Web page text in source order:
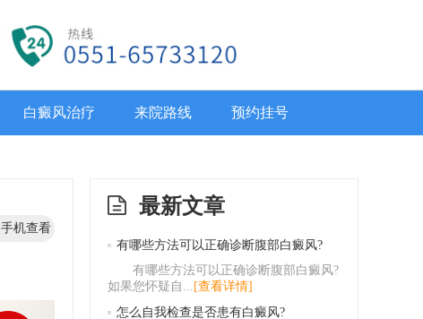
白癜风治疗 来院路线 预约挂号
手机查看
最新文章
有哪些方法可以正确诊断腹部白癜风?
有哪些方法可以正确诊断腹部白癜风?
如果您怀疑自... [查看详情]
怎么自我检查是否患有白癜风?